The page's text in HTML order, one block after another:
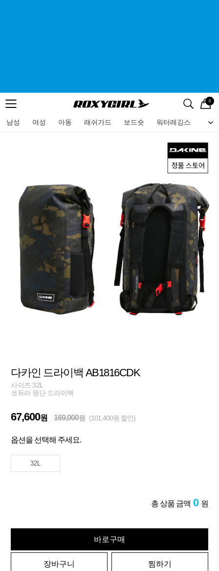
메뉴 검색
로고 0
남성 여성 아동 래쉬가드 보드숏 워터레깅스 비
메뉴
다카인 드라이백 AB1816CDK
사이즈 32L
코듀라 원단 드라이백
67,600원 169,000원 (101,400원 할인)
옵션을 선택해 주세요.
32L
총 상품 금액 0 원
바로구매
장바구니 찜하기